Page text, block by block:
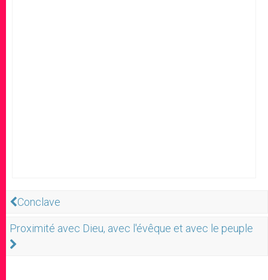
Conclave
Proximité avec Dieu, avec l'évêque et avec le peuple